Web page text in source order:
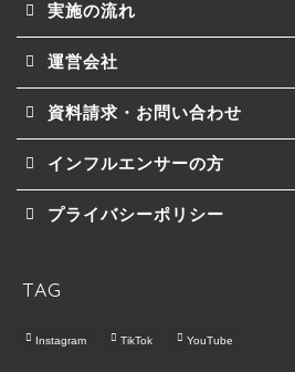
実施の流れ
運営会社
資料請求・お問い合わせ
インフルエンサーの方
プライバシーポリシー
TAG
Instagram TikTok YouTube